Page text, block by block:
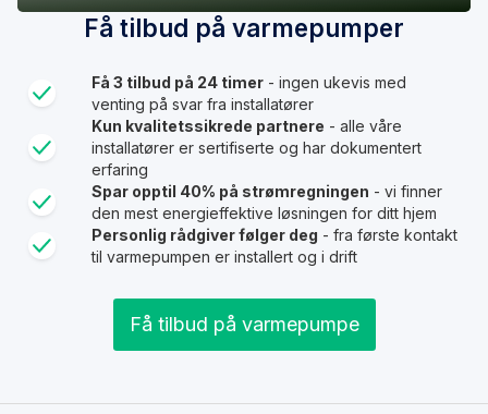
Få tilbud på varmepumper
Få 3 tilbud på 24 timer - ingen ukevis med
venting på svar fra installatører
Kun kvalitetssikrede partnere - alle våre
installatører er sertifiserte og har dokumentert
erfaring
Spar opptil 40% på strømregningen - vi finner
den mest energieffektive løsningen for ditt hjem
Personlig rådgiver følger deg - fra første kontakt
til varmepumpen er installert og i drift
Få tilbud på varmepumpe